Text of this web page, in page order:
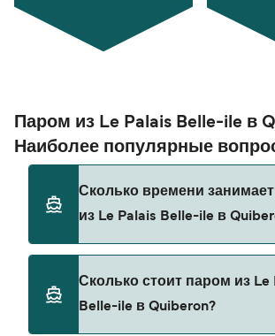
Паром из Le Palais Belle-ile в
Наиболее популярные
Сколько времени
из Le Palais Belle-ile в
ile в Quiberon составляет
Длительность рейса может
Сколько стоит паром из Le
Belle-ile в Quiberon?